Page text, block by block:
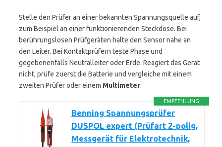
Stelle den Prüfer an einer bekannten Spannungsquelle auf,
zum Beispiel an einer funktionierenden Steckdose. Bei
berührungslosen Prüfgeräten halte den Sensor nahe an
den Leiter. Bei Kontaktprüfern teste Phase und
gegebenenfalls Neutralleiter oder Erde. Reagiert das Gerät
nicht, prüfe zuerst die Batterie und vergleiche mit einem
zweiten Prüfer oder einem Multimeter.
EMPFEHLUNG
Benning Spannungsprüfer
DUSPOL expert (Prüfart 2-polig,
Messgerät für Elektrotechnik,